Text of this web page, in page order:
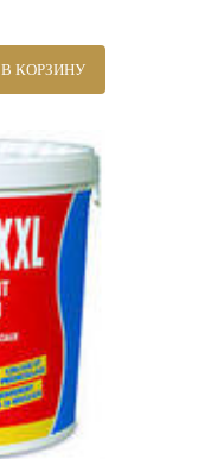
В КОРЗИНУ